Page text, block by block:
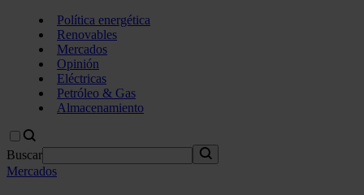
Política energética
Renovables
Mercados
Opinión
Eléctricas
Petróleo & Gas
Almacenamiento
Buscar
Mercados